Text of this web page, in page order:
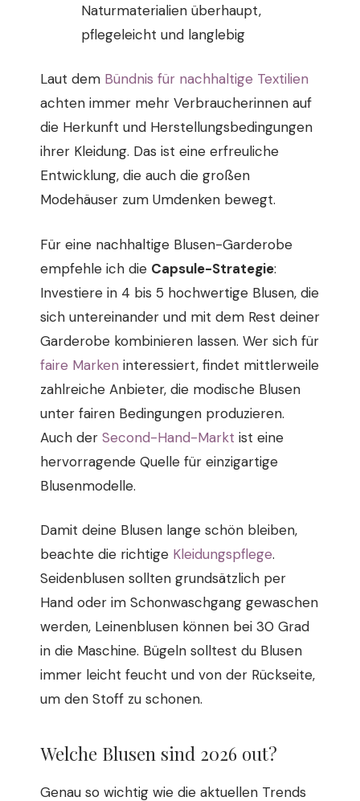
Naturmaterialien überhaupt,
pflegeleicht und langlebig
Laut dem Bündnis für nachhaltige Textilien
achten immer mehr Verbraucherinnen auf
die Herkunft und Herstellungsbedingungen
ihrer Kleidung. Das ist eine erfreuliche
Entwicklung, die auch die großen
Modehäuser zum Umdenken bewegt.
Für eine nachhaltige Blusen-Garderobe
empfehle ich die Capsule-Strategie:
Investiere in 4 bis 5 hochwertige Blusen, die
sich untereinander und mit dem Rest deiner
Garderobe kombinieren lassen. Wer sich für
faire Marken interessiert, findet mittlerweile
zahlreiche Anbieter, die modische Blusen
unter fairen Bedingungen produzieren.
Auch der Second-Hand-Markt ist eine
hervorragende Quelle für einzigartige
Blusenmodelle.
Damit deine Blusen lange schön bleiben,
beachte die richtige Kleidungspflege.
Seidenblusen sollten grundsätzlich per
Hand oder im Schonwaschgang gewaschen
werden, Leinenblusen können bei 30 Grad
in die Maschine. Bügeln solltest du Blusen
immer leicht feucht und von der Rückseite,
um den Stoff zu schonen.
Welche Blusen sind 2026 out?
Genau so wichtig wie die aktuellen Trends